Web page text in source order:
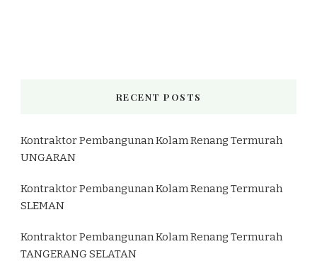
RECENT POSTS
Kontraktor Pembangunan Kolam Renang Termurah
UNGARAN
Kontraktor Pembangunan Kolam Renang Termurah
SLEMAN
Kontraktor Pembangunan Kolam Renang Termurah
TANGERANG SELATAN